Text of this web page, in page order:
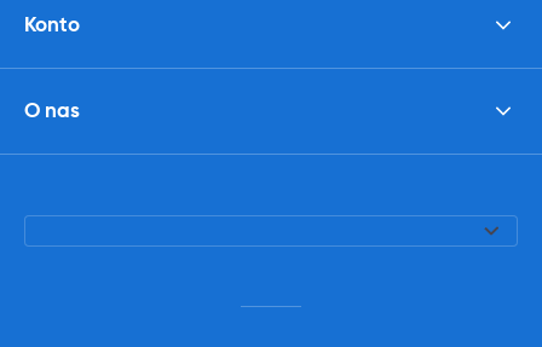
Konto
O nas